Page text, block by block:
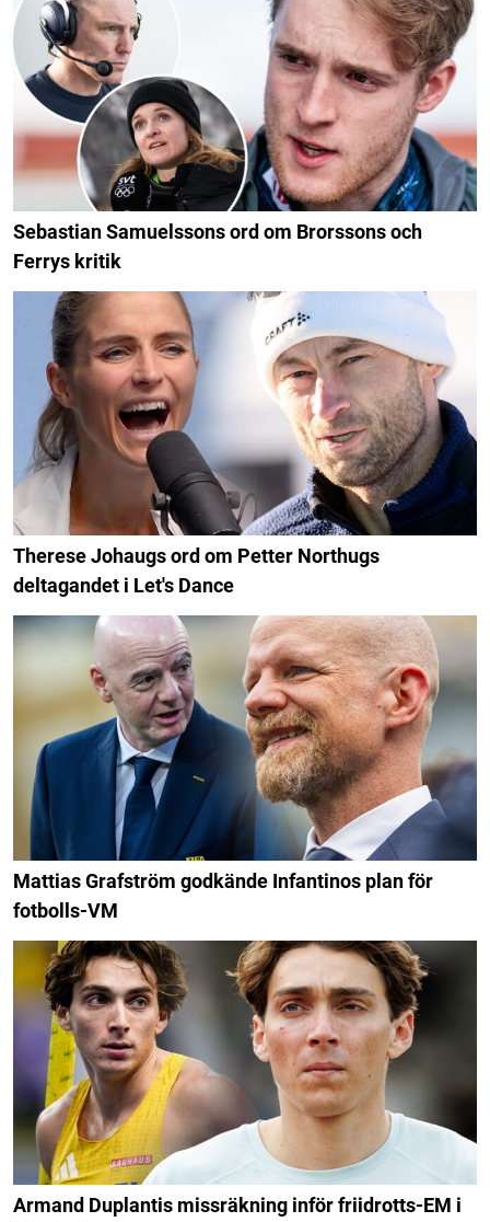
Sebastian Samuelssons ord om Brorssons och
Ferrys kritik
Therese Johaugs ord om Petter Northugs
deltagandet i Let's Dance
Mattias Grafström godkände Infantinos plan för
fotbolls-VM
Armand Duplantis missräkning inför friidrotts-EM i